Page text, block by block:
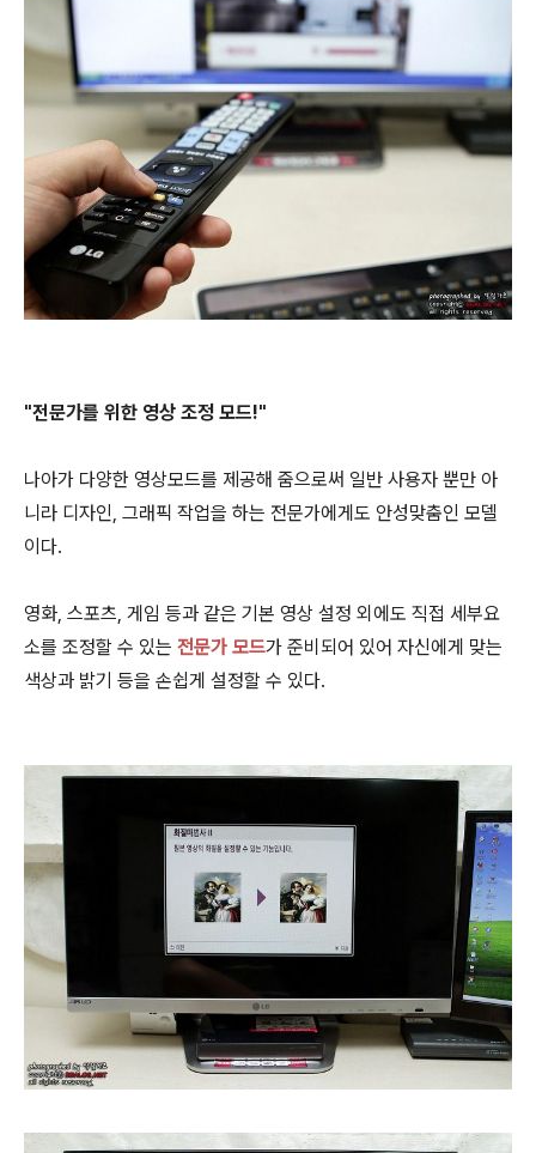
"전문가를 위한 영상 조정 모드!"
나아가 다양한 영상모드를 제공해 줌으로써 일반 사용자 뿐만 아
니라 디자인, 그래픽 작업을 하는 전문가에게도 안성맞춤인 모델
이다.
영화, 스포츠, 게임 등과 같은 기본 영상 설정 외에도 직접 세부요
소를 조정할 수 있는 전문가 모드가 준비되어 있어 자신에게 맞는
색상과 밝기 등을 손쉽게 설정할 수 있다.